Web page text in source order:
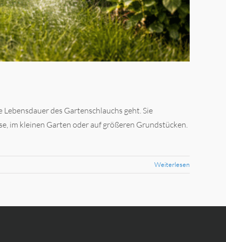
des Gartenschlauchs geht. Sie
im kleinen Garten oder auf größeren Grundstücken.
Weiterlesen